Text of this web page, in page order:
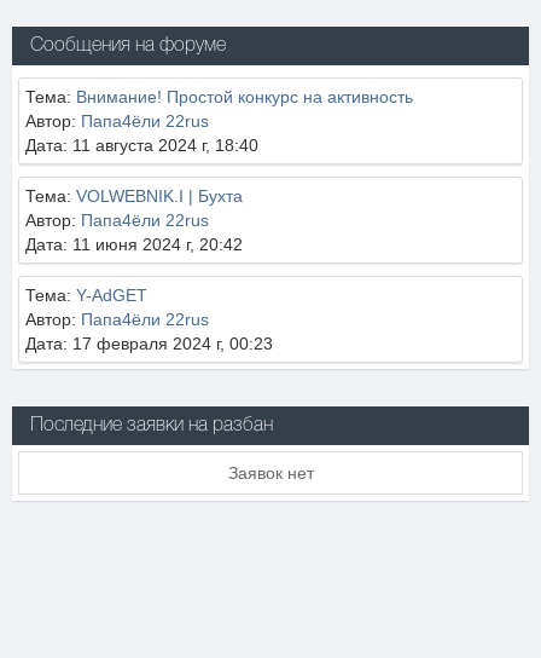
Сообщения на форуме
Тема: Внимание! Простой конкурс на активность
Автор: Папа4ёли 22rus
Дата: 11 августа 2024 г, 18:40
Тема: VOLWEBNIK.I | Бухта
Автор: Папа4ёли 22rus
Дата: 11 июня 2024 г, 20:42
Тема: Y-AdGET
Автор: Папа4ёли 22rus
Дата: 17 февраля 2024 г, 00:23
Последние заявки на разбан
Заявок нет